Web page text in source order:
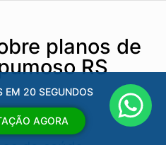
planos de
RS
EM 20 SEGUNDOS
AGORA